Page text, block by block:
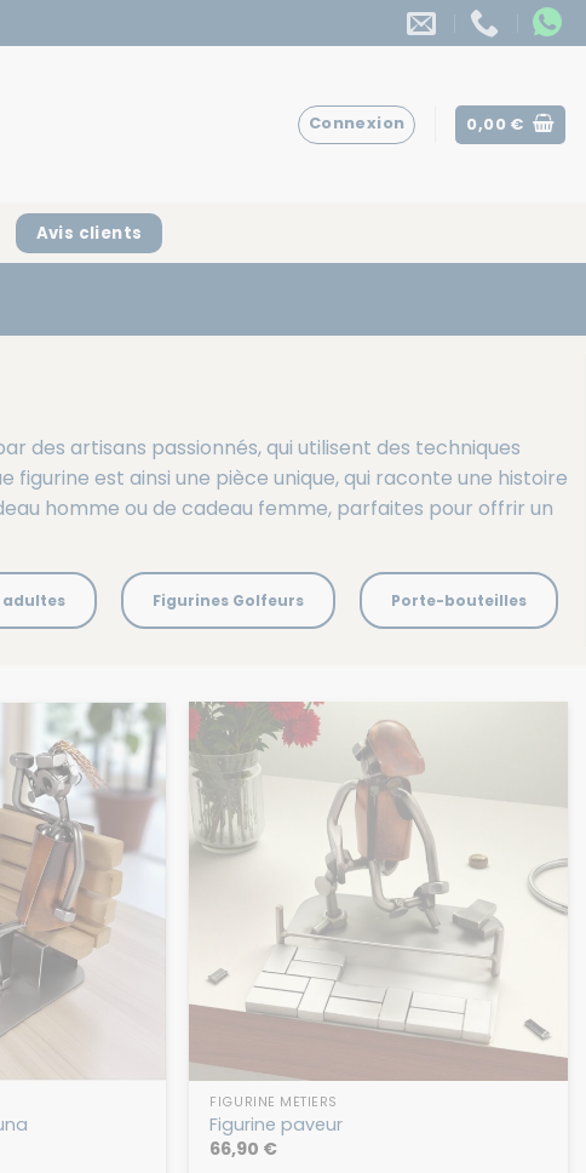
Connexion 0,00 €
Avis clients
des artisans passionnés, qui utilisent des techniques
est ainsi une pièce unique, qui raconte une histoire
homme ou de cadeau femme, parfaites pour offrir un
adultes Figurines Golfeurs Porte-bouteilles
FIGURINE MÉTIERS
Figurine paveur
66,90 €